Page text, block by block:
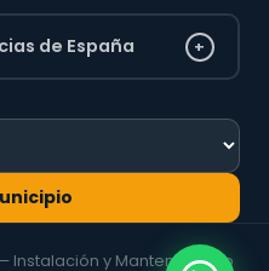
de España +
Instalación y Mantenimiento